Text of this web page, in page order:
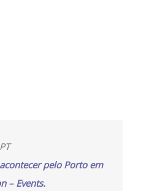
PT
pelo Porto em
– Events.